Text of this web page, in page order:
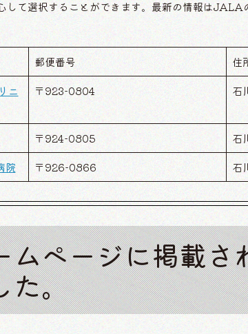
して選択することができます。最新の情報はJALA
郵便番号
住
ニ
〒923-0804 石
〒924-0805
石
院
〒926-0866 石
ムページに掲載さ
た。